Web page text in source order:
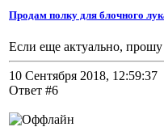
Продам полку для блочного
Если еще актуально,
10 Сентября 2018, 12:59:37
Ответ #6